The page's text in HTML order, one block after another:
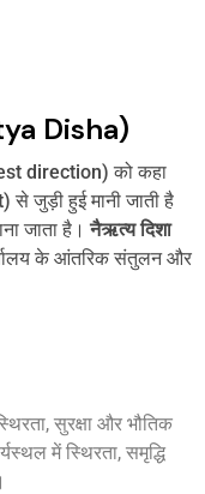
Disha)
direction) को कहा
जुड़ी हुई मानी जाती है
जाता है।नैऋत्य दिशा
के आंतरिक संतुलन और
सुरक्षा और भौतिक
में स्थिरता, समृद्धि